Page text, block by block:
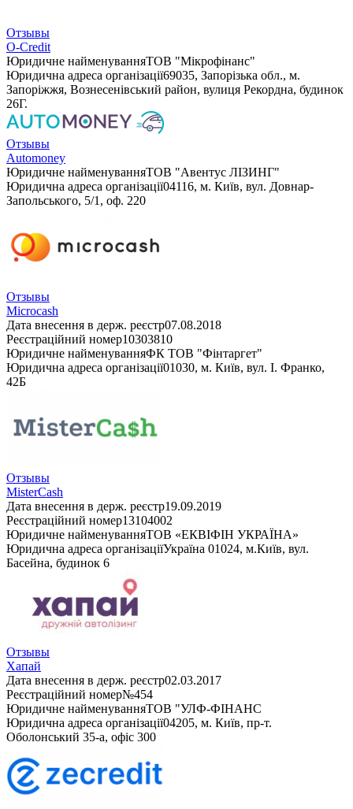
Отзывы
O-Credit
Юридичне найменуванняТОВ "Мікрофінанс"
Юридична адреса організації69035, Запорізька обл., м.
Запоріжжя, Вознесенівський район, вулиця Рекордна, будинок
26Г.
Отзывы
Automoney
Юридичне найменуванняТОВ "Авентус ЛІЗИНГ"
Юридична адреса організації04116, м. Київ, вул. Довнар-
Запольського, 5/1, оф. 220
Отзывы
Microcash
Дата внесення в держ. реєстр07.08.2018
Реєстраційний номер10303810
Юридичне найменуванняФК ТОВ "Фінтаргет"
Юридична адреса організації01030, м. Київ, вул. І. Франко,
42Б
Отзывы
MisterCash
Дата внесення в держ. реєстр19.09.2019
Реєстраційний номер13104002
Юридичне найменуванняТОВ «ЕКВІФІН УКРАЇНА»
Юридична адреса організаціїУкраїна 01024, м.Київ, вул.
Басейна, будинок 6
Отзывы
Хапай
Дата внесення в держ. реєстр02.03.2017
Реєстраційний номер№454
Юридичне найменуванняТОВ "УЛФ-ФІНАНС
Юридична адреса організації04205, м. Київ, пр-т.
Оболонський 35-а, офіс 300